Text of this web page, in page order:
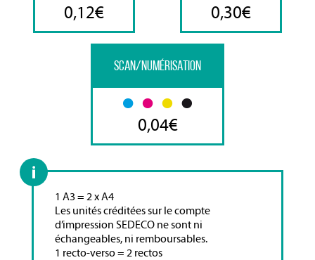
0,12€ 0,30€
SCAN/NUMÉRISATION
0,04€
1 A3 = 2 x A4
Les unités créditées sur le compte
d’impression SEDECO ne sont ni
échangeables, ni remboursables.
1 recto-verso = 2 rectos